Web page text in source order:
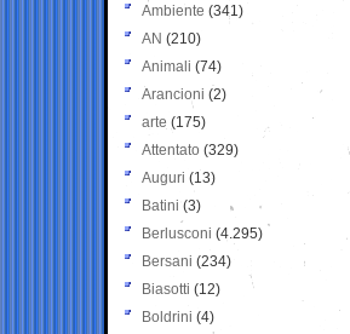
Ambiente (341)
AN (210)
Animali (74)
Arancioni (2)
arte (175)
Attentato (329)
Auguri (13)
Batini (3)
Berlusconi (4.295)
Bersani (234)
Biasotti (12)
Boldrini (4)